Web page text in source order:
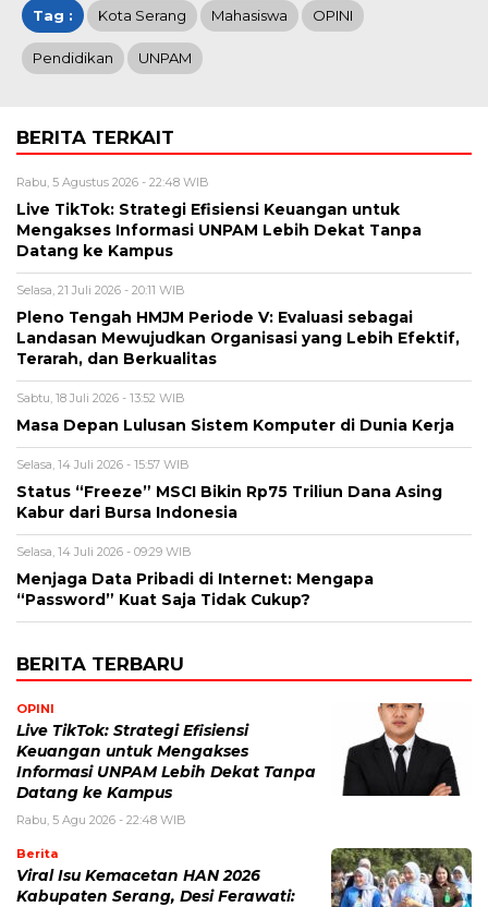
Tag : Kota Serang Mahasiswa OPINI
Pendidikan UNPAM
BERITA TERKAIT
Rabu, 5 Agustus 2026 - 22:48 WIB
Live TikTok: Strategi Efisiensi Keuangan untuk
Mengakses Informasi UNPAM Lebih Dekat Tanpa
Datang ke Kampus
Selasa, 21 Juli 2026 - 20:11 WIB
Pleno Tengah HMJM Periode V: Evaluasi sebagai
Landasan Mewujudkan Organisasi yang Lebih Efektif,
Terarah, dan Berkualitas
Sabtu, 18 Juli 2026 - 13:52 WIB
Masa Depan Lulusan Sistem Komputer di Dunia Kerja
Selasa, 14 Juli 2026 - 15:57 WIB
Status “Freeze” MSCI Bikin Rp75 Triliun Dana Asing
Kabur dari Bursa Indonesia
Selasa, 14 Juli 2026 - 09:29 WIB
Menjaga Data Pribadi di Internet: Mengapa
“Password” Kuat Saja Tidak Cukup?
BERITA TERBARU
OPINI
Live TikTok: Strategi Efisiensi
Keuangan untuk Mengakses
Informasi UNPAM Lebih Dekat Tanpa
Datang ke Kampus
Rabu, 5 Agu 2026 - 22:48 WIB
Berita
Viral Isu Kemacetan HAN 2026
Kabupaten Serang, Desi Ferawati: